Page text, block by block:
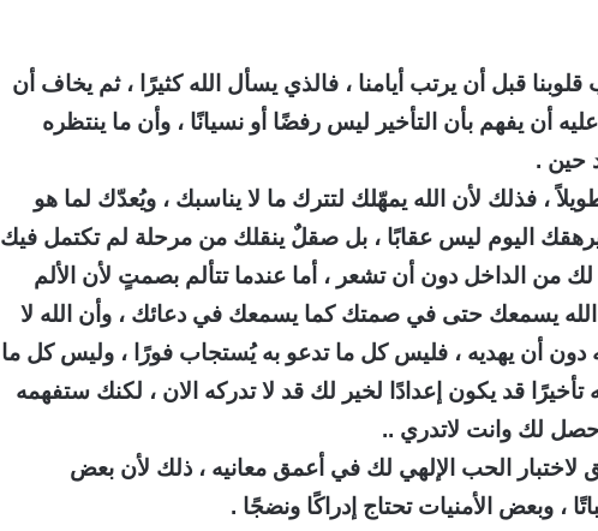
قلوبنا قبل أن يرتب أيامنا ، فالذي يسأل الله كثيرًا ، ثم يخاف أن
أن يفهم بأن التأخير ليس رفضًا أو نسيانًا ، وأن ما ينتظره
حين .
، فذلك لأن الله يمهّلك لتترك ما لا يناسبك ، ويُعدّك لما هو
اليوم ليس عقابًا ، بل صقلٌ ينقلك من مرحلة لم تكتمل فيك
لك من الداخل دون أن تشعر ، أما عندما تتألم بصمتٍ لأن الألم
الله يسمعك حتى في صمتك كما يسمعك في دعائك ، وأن الله لا
أن يهديه ، فليس كل ما تدعو به يُستجاب فورًا ، وليس كل ما
قد يكون إعدادًا لخير لك قد لا تدركه الان ، لكنك ستفهمه
لك وانت لاتدري ..
لاختبار الحب الإلهي لك في أعمق معانيه ، ذلك لأن بعض
، وبعض الأمنيات تحتاج إدراكًا ونضجًا .